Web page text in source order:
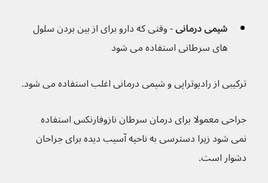
شیمی درمانی - وقتی که دارو برای از بین بردن سلول
های سرطانی استفاده می شود
ترکیبی از رادیوتراپی و شیمی درمانی اغلب استفاده می شود.
جراحی معمولا برای درمان سرطان نازوفارنکس استفاده
نمی شود زیرا دسترسی به ناحیه آسیب دیده برای جراحان
دشوار است.